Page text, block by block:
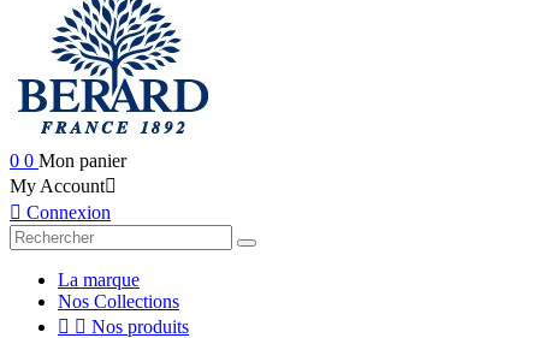
0 0 Mon panier
My Account
 Connexion
La marque
Nos Collections
  Nos produits